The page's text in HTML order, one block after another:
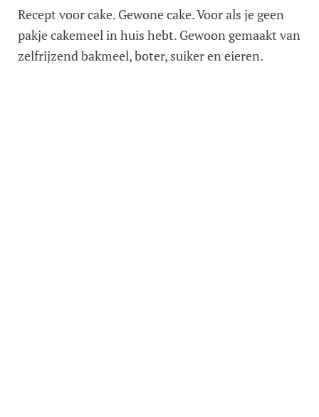
Recept voor cake. Gewone cake. Voor als je geen
pakje cakemeel in huis hebt. Gewoon gemaakt van
zelfrijzend bakmeel, boter, suiker en eieren.